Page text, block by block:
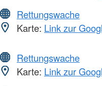
Rettungswache
Karte: Link zur
Rettungswache
Karte: Link zur